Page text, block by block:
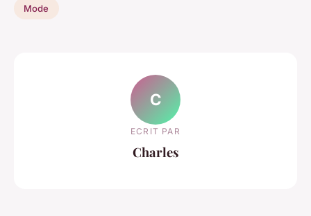
Mode
C
ECRIT PAR
Charles